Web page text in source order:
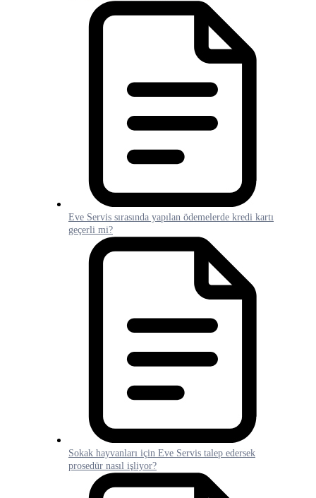
Eve Servis sırasında yapılan ödemelerde kredi kartı
geçerli mi?
Sokak hayvanları için Eve Servis talep edersek
prosedür nasıl işliyor?